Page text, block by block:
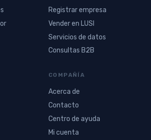
Registrar empresa
Vender en LUSI
Servicios de datos
Consultas B2B
COMPAÑÍA
Acerca de
Contacto
Centro de ayuda
Mi cuenta